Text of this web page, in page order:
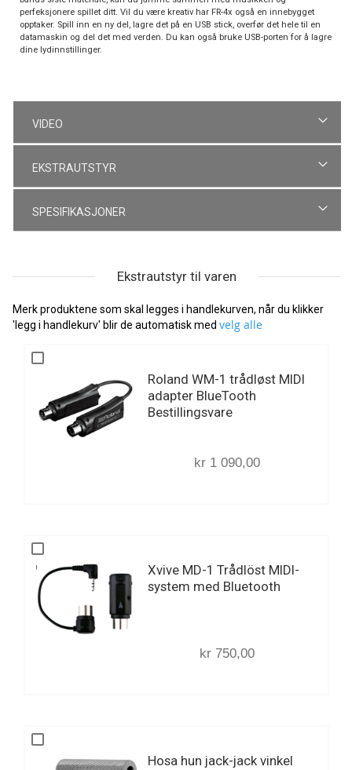
perfeksjonere spillet ditt. Vil du være kreativ har FR-4x også en innebygget
opptaker. Spill inn en ny del, lagre det på en USB stick, overfør det hele til en
datamaskin og del det med verden. Du kan også bruke USB-porten for å lagre
dine lydinnstillinger.
VIDEO
EKSTRAUTSTYR
SPESIFIKASJONER
Ekstrautstyr til varen
Merk produktene som skal legges i handlekurven, når du klikker
'legg i handlekurv' blir de automatisk med velg alle
Roland WM-1 trådløst MIDI
adapter BlueTooth
Bestillingsvare
kr 1 090,00
Xvive MD-1 Trådlöst MIDI-
system med Bluetooth
kr 750,00
Hosa hun jack-jack vinkel